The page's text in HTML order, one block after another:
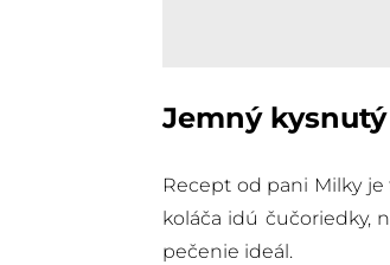
Jemný
Recept od pani Milky
koláča idú čučoriedky,
pečenie ideál.